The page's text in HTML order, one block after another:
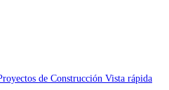
Vista rápida